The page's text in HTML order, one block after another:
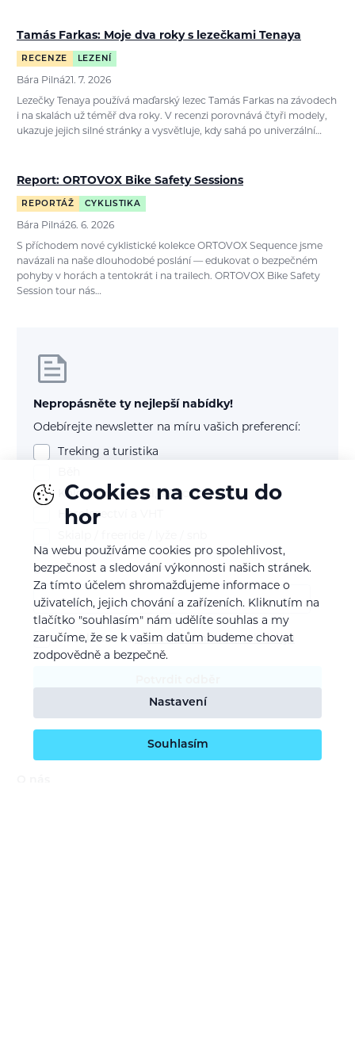
Tamás Farkas: Moje dva roky s lezečkami Tenaya
RECENZE LEZENÍ
Bára Pilná21. 7. 2026
Lezečky Tenaya používá maďarský lezec Tamás Farkas na závodech
i na skalách už téměř dva roky. V recenzi porovnává čtyři modely,
ukazuje jejich silné stránky a vysvětluje, kdy sahá po univerzální…
Report: ORTOVOX Bike Safety Sessions
REPORTÁŽ CYKLISTIKA
Bára Pilná26. 6. 2026
S příchodem nové cyklistické kolekce ORTOVOX Sequence jsme
navázali na naše dlouhodobé poslání — edukovat o bezpečném
pohyby v horách a tentokrát i na trailech. ORTOVOX Bike Safety
Session tour nás…
Nepropásněte ty nejlepší nabídky!
Odebírejte newsletter na míru vašich preferencí:
Treking a turistika
Kolo (mtb, gravel, silnice)
Horolezectví a VHT
E-mail
Souhlasím sezpracováním osobních údajů
Cookies na cestu do
hor
Na webu používáme cookies pro spolehlivost,
bezpečnost a sledování výkonnosti našich stránek.
Za tímto účelem shromažďujeme informace o
uživatelích, jejich chování a zařízeních. Kliknutím na
tlačítko "souhlasím" nám udělíte souhlas a my
zaručíme, že se k vašim datům budeme chovat
zodpovědně a bezpečně.
Nastavení
Souhlasím